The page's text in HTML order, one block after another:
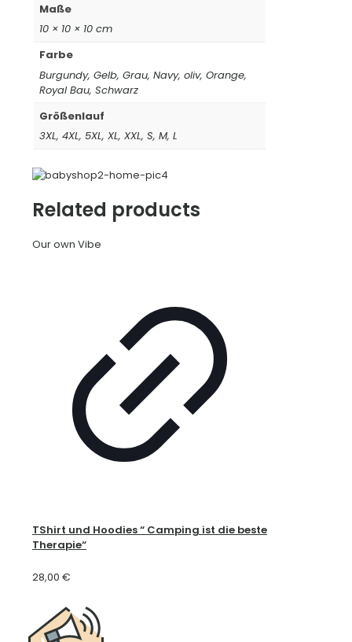
Maße
10 × 10 × 10 cm
Farbe
Burgundy, Gelb, Grau, Navy, oliv, Orange,
Royal Bau, Schwarz
Größenlauf
3XL, 4XL, 5XL, XL, XXL, S, M, L
Related products
Our own Vibe
TShirt und Hoodies “ Camping ist die beste
Therapie“
28,00 €